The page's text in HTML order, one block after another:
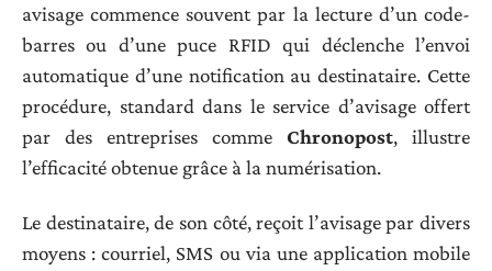
avisage commence souvent par la lecture d’un code-
barres ou d’une puce RFID qui déclenche l’envoi
automatique d’une notification au destinataire. Cette
procédure, standard dans le service d’avisage offert
par des entreprises comme Chronopost, illustre
l’efficacité obtenue grâce à la numérisation.
Le destinataire, de son côté, reçoit l’avisage par divers
moyens : courriel, SMS ou via une application mobile